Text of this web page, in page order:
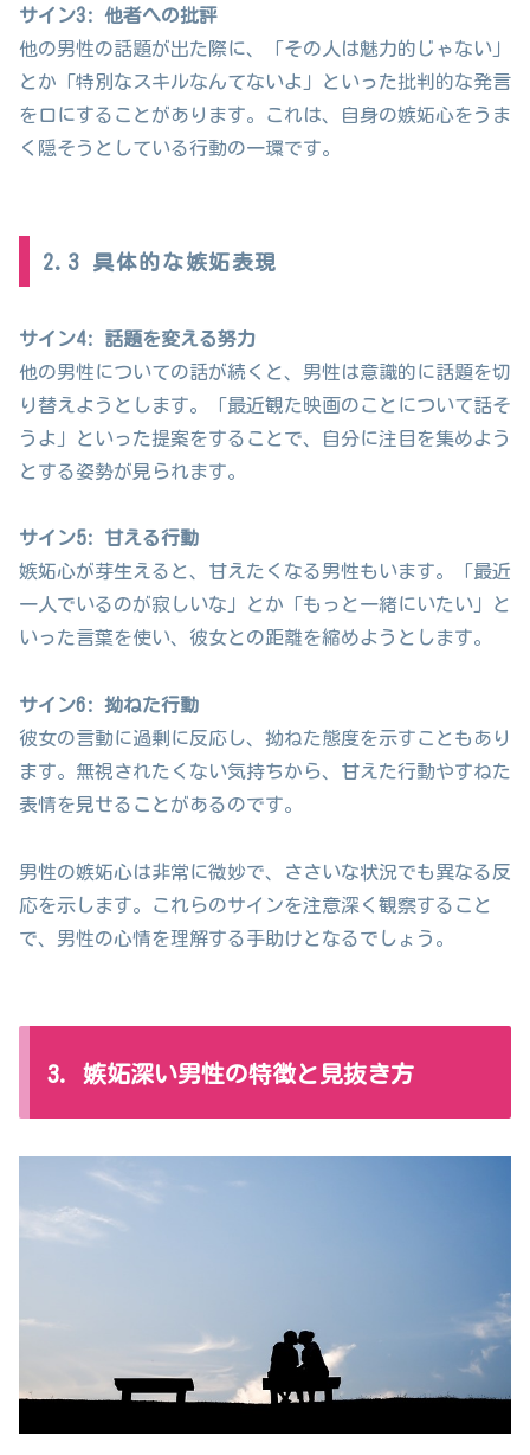
サイン3: 他者への批評
他の男性の話題が出た際に、「その人は魅力的じゃない」
とか「特別なスキルなんてないよ」といった批判的な発言
を口にすることがあります。これは、自身の嫉妬心をうま
く隠そうとしている行動の一環です。
2.3 具体的な嫉妬表現
サイン4: 話題を変える努力
他の男性についての話が続くと、男性は意識的に話題を切
り替えようとします。「最近観た映画のことについて話そ
うよ」といった提案をすることで、自分に注目を集めよう
とする姿勢が見られます。
サイン5: 甘える行動
嫉妬心が芽生えると、甘えたくなる男性もいます。「最近
一人でいるのが寂しいな」とか「もっと一緒にいたい」と
いった言葉を使い、彼女との距離を縮めようとします。
サイン6: 拗ねた行動
彼女の言動に過剰に反応し、拗ねた態度を示すこともあり
ます。無視されたくない気持ちから、甘えた行動やすねた
表情を見せることがあるのです。
男性の嫉妬心は非常に微妙で、ささいな状況でも異なる反
応を示します。これらのサインを注意深く観察すること
で、男性の心情を理解する手助けとなるでしょう。
3. 嫉妬深い男性の特徴と見抜き方